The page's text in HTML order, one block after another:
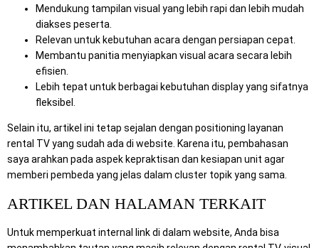
Mendukung tampilan visual yang lebih rapi dan lebih mudah
diakses peserta.
Relevan untuk kebutuhan acara dengan persiapan cepat.
Membantu panitia menyiapkan visual acara secara lebih
efisien.
Lebih tepat untuk berbagai kebutuhan display yang sifatnya
fleksibel.
Selain itu, artikel ini tetap sejalan dengan positioning layanan
rental TV yang sudah ada di website. Karena itu, pembahasan
saya arahkan pada aspek kepraktisan dan kesiapan unit agar
memberi pembeda yang jelas dalam cluster topik yang sama.
ARTIKEL DAN HALAMAN TERKAIT
Untuk memperkuat internal link di dalam website, Anda bisa